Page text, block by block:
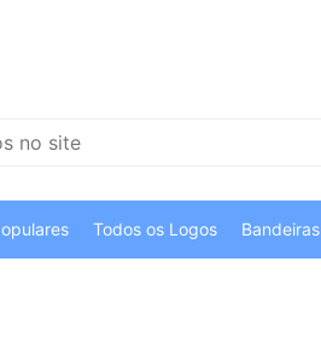
Todos os Logos Bandeiras